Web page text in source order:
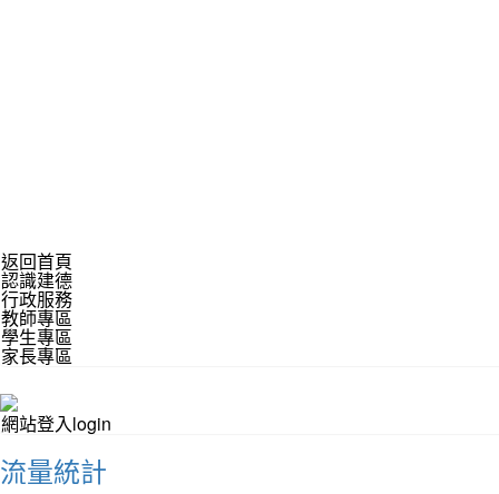
返回首頁
認識建德
行政服務
教師專區
學生專區
家長專區
網站登入login
流量統計